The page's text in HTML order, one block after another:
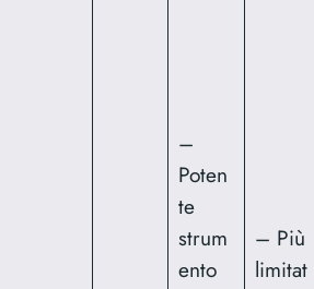
–
Poten
te
strum
ento
– Più
limitat